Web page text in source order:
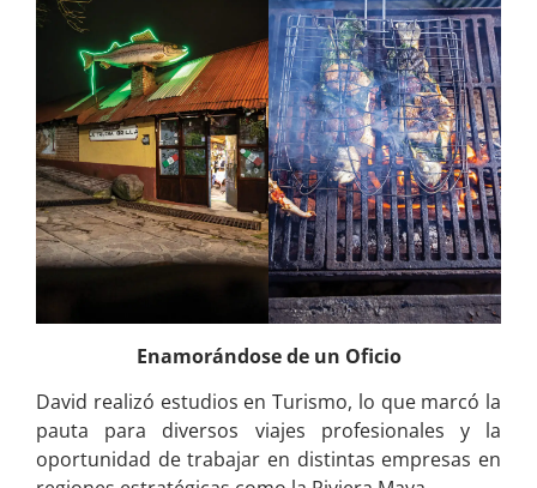
Enamorándose de un Oficio
David realizó estudios en Turismo, lo que marcó la
pauta para diversos viajes profesionales y la
oportunidad de trabajar en distintas empresas en